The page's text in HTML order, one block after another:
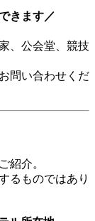
きます／
、公会堂、競技
問い合わせくだ
紹介。
るものではあり